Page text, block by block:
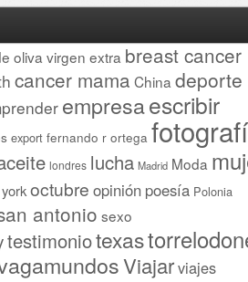
oliva virgen extra breast cancer
cancer mama China deporte
empresaescribir
export fernando r ortega
londres lucha Madrid Moda
octubre opinión poesía Polonia
antonio sexo
testimoniotexas
Viajarviajes